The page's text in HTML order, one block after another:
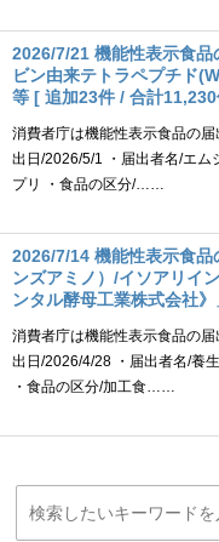
2026/7/21 機能性表示食
ビン由来テトラペプチド
等 [ 追加23件 / 合計
消費者庁は機能性表示食品の
出日/2026/5/1 ・届出者名/エム
プリ ・食品の区分/……
2026/7/14 機能性表示食
ンズアミノ）/イソアリイ
ンタル酵母工業株式会社
消費者庁は機能性表示食品の
出日/2026/4/28 ・届出者名/養
・食品の区分/加工食……